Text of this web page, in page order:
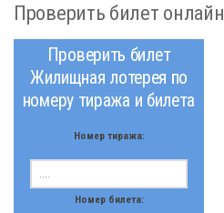
Проверить билет онлайн
Проверить билет
Жилищная лотерея по
номеру тиража и билета
Номер тиража:
Номер билета: